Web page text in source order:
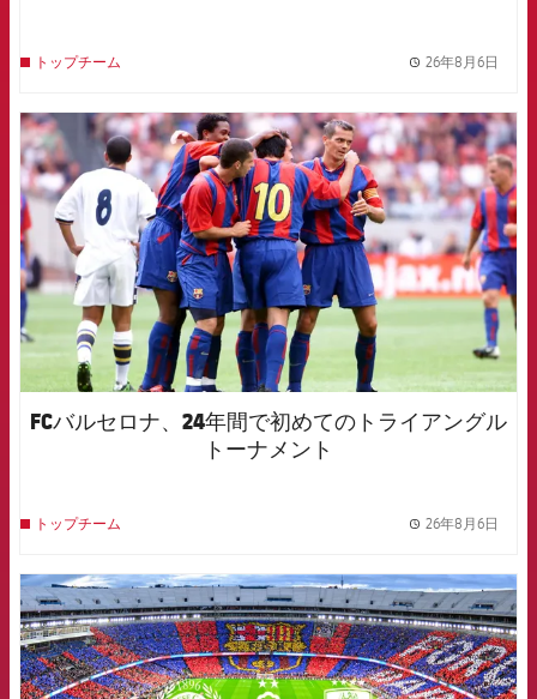
トップチーム 26年8月6日
FCB Barcelona badge
FCバルセロナ、24年間で初めてのトライアングル
トーナメント
トップチーム 26年8月6日
FCB Barcelona badge